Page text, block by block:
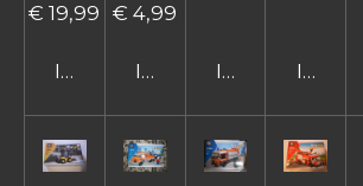
€ 19,99
In winkelwagen
€ 4,99
In winkelwagen
In In